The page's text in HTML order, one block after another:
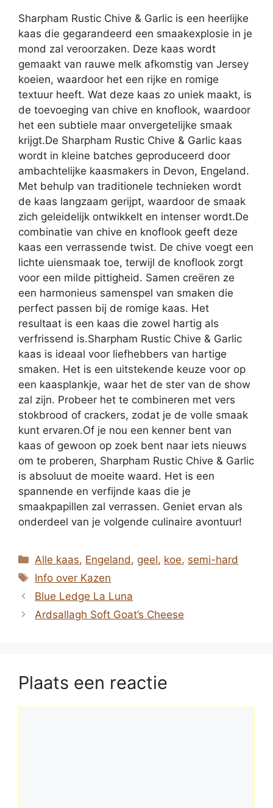
Sharpham Rustic Chive & Garlic is een heerlijke
kaas die gegarandeerd een smaakexplosie in je
mond zal veroorzaken. Deze kaas wordt
gemaakt van rauwe melk afkomstig van Jersey
koeien, waardoor het een rijke en romige
textuur heeft. Wat deze kaas zo uniek maakt, is
de toevoeging van chive en knoflook, waardoor
het een subtiele maar onvergetelijke smaak
krijgt.De Sharpham Rustic Chive & Garlic kaas
wordt in kleine batches geproduceerd door
ambachtelijke kaasmakers in Devon, Engeland.
Met behulp van traditionele technieken wordt
de kaas langzaam gerijpt, waardoor de smaak
zich geleidelijk ontwikkelt en intenser wordt.De
combinatie van chive en knoflook geeft deze
kaas een verrassende twist. De chive voegt een
lichte uiensmaak toe, terwijl de knoflook zorgt
voor een milde pittigheid. Samen creëren ze
een harmonieus samenspel van smaken die
perfect passen bij de romige kaas. Het
resultaat is een kaas die zowel hartig als
verfrissend is.Sharpham Rustic Chive & Garlic
kaas is ideaal voor liefhebbers van hartige
smaken. Het is een uitstekende keuze voor op
een kaasplankje, waar het de ster van de show
zal zijn. Probeer het te combineren met vers
stokbrood of crackers, zodat je de volle smaak
kunt ervaren.Of je nou een kenner bent van
kaas of gewoon op zoek bent naar iets nieuws
om te proberen, Sharpham Rustic Chive & Garlic
is absoluut de moeite waard. Het is een
spannende en verfijnde kaas die je
smaakpapillen zal verrassen. Geniet ervan als
onderdeel van je volgende culinaire avontuur!
Categorieën
Alle kaas, Engeland,geel, koe, semi-hard
Tags
Info over Kazen
Blue Ledge La Luna
Ardsallagh Soft Goat’s Cheese
Plaats een reactie